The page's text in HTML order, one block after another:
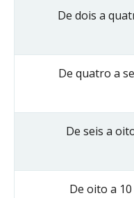
De dois a
De quatro a
De seis a
De oito a